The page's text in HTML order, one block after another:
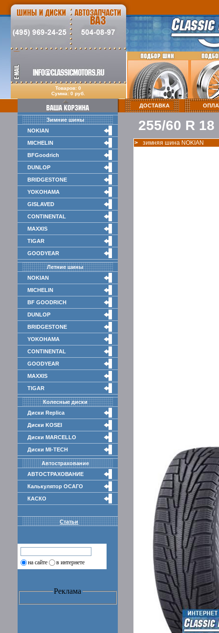
Товаров: 0
Сумма: 0 руб.
ДОСТАВКА
Зимние шины
NOKIAN
MICHELIN
BFGoodrich
DUNLOP
BRIDGESTONE
YOKOHAMA
GISLAVED
CONTINENTAL
MAXXIS
TIGAR
GOODYEAR
Летние шины
NOKIAN
MICHELIN
BF GOODRICH
DUNLOP
BRIDGESTONE
YOKOHAMA
CONTINENTAL
GOODYEAR
MAXXIS
TIGAR
Колесные диски
Диски Replica
Диски KOSEI
Диски MARCELLO
Диски MI-TECH
Автострахование
АВТОСТРАХОВАНИЕ
Калькулятор ОСАГО
КАСКО
Статьи
на сайте в интернете
Реклама
255/60 R
> зимняя шина NOKIAN